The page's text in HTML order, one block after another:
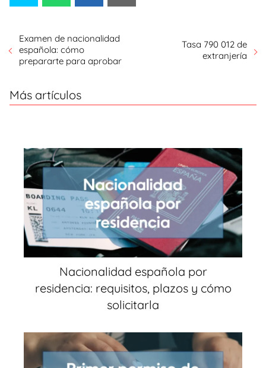
Examen de nacionalidad
española: cómo
prepararte para aprobar
Tasa 790 012 de
extranjería
Más artículos
Nacionalidad española por
residencia: requisitos, plazos y cómo
solicitarla